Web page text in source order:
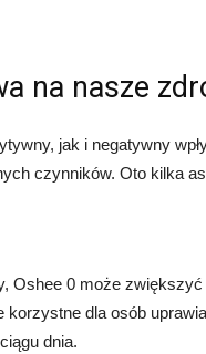
na nasze
jak i negatywny
czynników. Oto kilka
Oshee 0 może
dla osób
dnia.